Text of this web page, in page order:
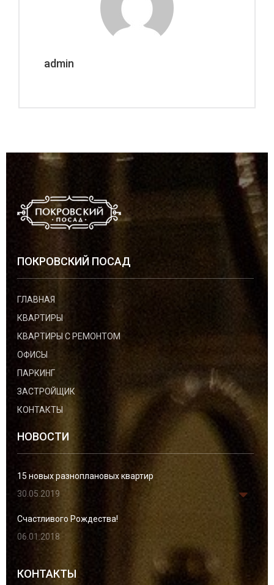
admin
ПОКРОВСКИЙ ПОСАД
ГЛАВНАЯ
КВАРТИРЫ
КВАРТИРЫ С РЕМОНТОМ
ОФИСЫ
ПАРКИНГ
ЗАСТРОЙЩИК
КОНТАКТЫ
НОВОСТИ
15 новых разноплановых квартир
30.05.2019
Счастливого Рождества!
06.01.2018
КОНТАКТЫ